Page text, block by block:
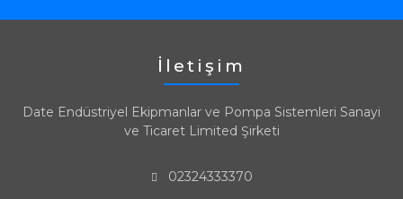
İletişim
Date Endüstriyel Ekipmanlar ve Pompa Sistemleri Sanayi
ve Ticaret Limited Şirketi
02324333370